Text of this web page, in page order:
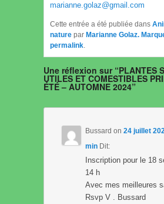
marianne.golaz@gmail.com
Cette entrée a été publiée dans
nature par Marianne Golaz.
permalink.
Une réflexion sur “PLANTES
UTILES ET COMESTIBLES
ÉTÉ – AUTOMNE 2024”
Bussard on24 juillet
min Dit:
Inscription pour le 18
14 h
Avec mes meilleures
Rsvp V . Bussard